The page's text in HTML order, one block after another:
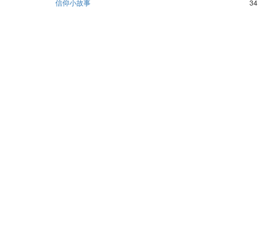
文
沒
信仰小故事 34